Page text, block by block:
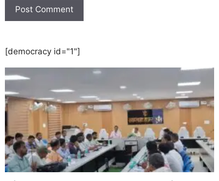
[democracy id="1"]